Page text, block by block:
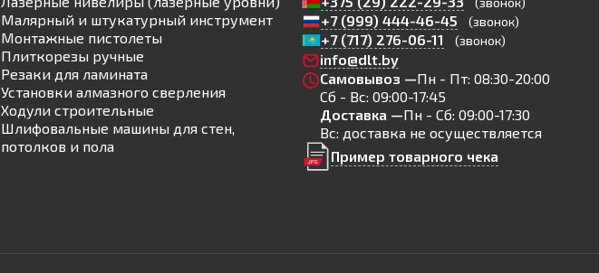
Малярный и штукатурный инструмент
Монтажные пистолеты
Плиткорезы ручные
Резаки для ламината
Установки алмазного сверления
Ходули строительные
Шлифовальные машины для стен,
потолков и пола
+7 (999) 444-46-45 (звонок)
+7 (717) 276-06-11 (звонок)
info@dlt.by
Самовывоз —Пн - Пт: 08:30-20:00
Сб - Вс: 09:00-17:45
Доставка —Пн - Сб: 09:00-17:30
Вс: доставка не осуществляется
Пример товарного чека